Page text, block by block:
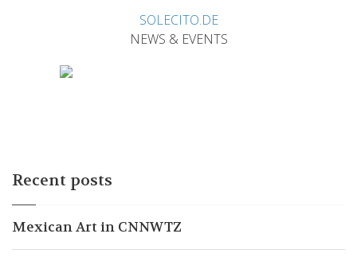
SOLECITO.DE
NEWS & EVENTS
Recent posts
Mexican Art in CNNWTZ